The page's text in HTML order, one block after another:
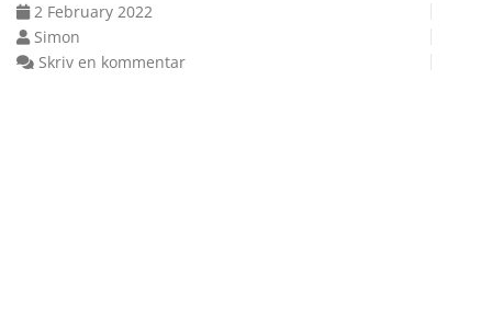
2 February 2022
Simon
Skriv en kommentar